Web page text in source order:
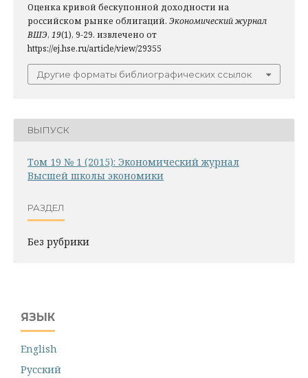
Оценка кривой бескупонной доходности на
российском рынке облигаций. Экономический журнал
ВШЭ, 19(1), 9-29. извлечено от
https://ej.hse.ru/article/view/29355
Другие форматы библиографических ссылок
ВЫПУСК
Том 19 № 1 (2015): Экономический журнал
Высшей школы экономики
РАЗДЕЛ
Без рубрики
ЯЗЫК
English
Русский